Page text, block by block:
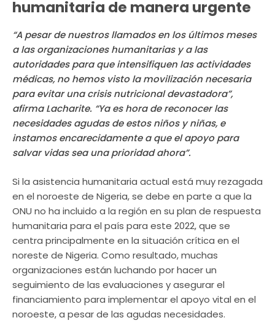
humanitaria de manera urgente
“A pesar de nuestros llamados en los últimos meses
a las organizaciones humanitarias y a las
autoridades para que intensifiquen las actividades
médicas, no hemos visto la movilización necesaria
para evitar una crisis nutricional devastadora”,
afirma Lacharite. “Ya es hora de reconocer las
necesidades agudas de estos niños y niñas, e
instamos encarecidamente a que el apoyo para
salvar vidas sea una prioridad ahora”.
Si la asistencia humanitaria actual está muy rezagada
en el noroeste de Nigeria, se debe en parte a que la
ONU no ha incluido a la región en su plan de respuesta
humanitaria para el país para este 2022, que se
centra principalmente en la situación crítica en el
noreste de Nigeria. Como resultado, muchas
organizaciones están luchando por hacer un
seguimiento de las evaluaciones y asegurar el
financiamiento para implementar el apoyo vital en el
noroeste, a pesar de las agudas necesidades.